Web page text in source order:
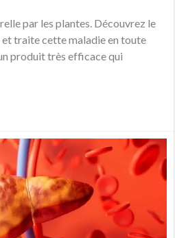
par les plantes. Découvrez le
traite cette maladie en toute
produit très efficace qui